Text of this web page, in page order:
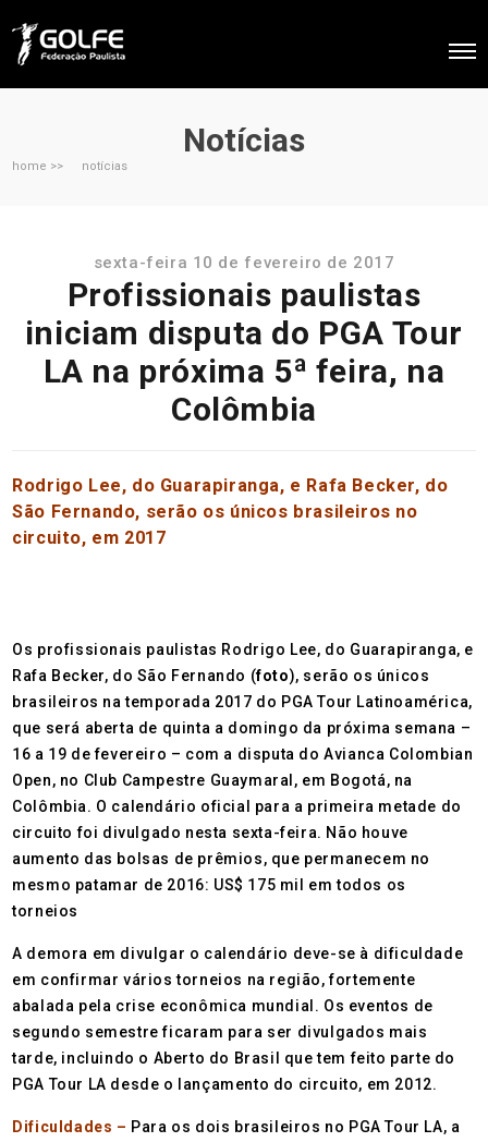
Notícias
home >> notícias
sexta-feira 10 de fevereiro de 2017
Profissionais paulistas
iniciam disputa do PGA Tour
LA na próxima 5ª feira, na
Colômbia
Rodrigo Lee, do Guarapiranga, e Rafa Becker, do
São Fernando, serão os únicos brasileiros no
circuito, em 2017
Os profissionais paulistas Rodrigo Lee, do Guarapiranga, e
Rafa Becker, do São Fernando (foto), serão os únicos
brasileiros na temporada 2017 do PGA Tour Latinoamérica,
que será aberta de quinta a domingo da próxima semana –
16 a 19 de fevereiro – com a disputa do Avianca Colombian
Open, no Club Campestre Guaymaral, em Bogotá, na
Colômbia. O calendário oficial para a primeira metade do
circuito foi divulgado nesta sexta-feira. Não houve
aumento das bolsas de prêmios, que permanecem no
mesmo patamar de 2016: US$ 175 mil em todos os
torneios
A demora em divulgar o calendário deve-se à dificuldade
em confirmar vários torneios na região, fortemente
abalada pela crise econômica mundial. Os eventos de
segundo semestre ficaram para ser divulgados mais
tarde, incluindo o Aberto do Brasil que tem feito parte do
PGA Tour LA desde o lançamento do circuito, em 2012.
Dificuldades – Para os dois brasileiros no PGA Tour LA, a